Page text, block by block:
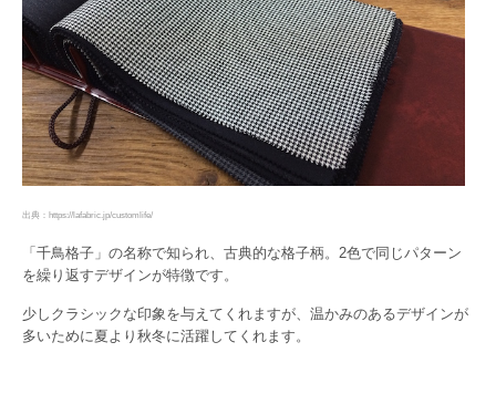
出典：https://lafabric.jp/customlife/
「千鳥格子」の名称で知られ、古典的な格子柄。2色で同じパターン
を繰り返すデザインが特徴です。
少しクラシックな印象を与えてくれますが、温かみのあるデザインが
多いために夏より秋冬に活躍してくれます。